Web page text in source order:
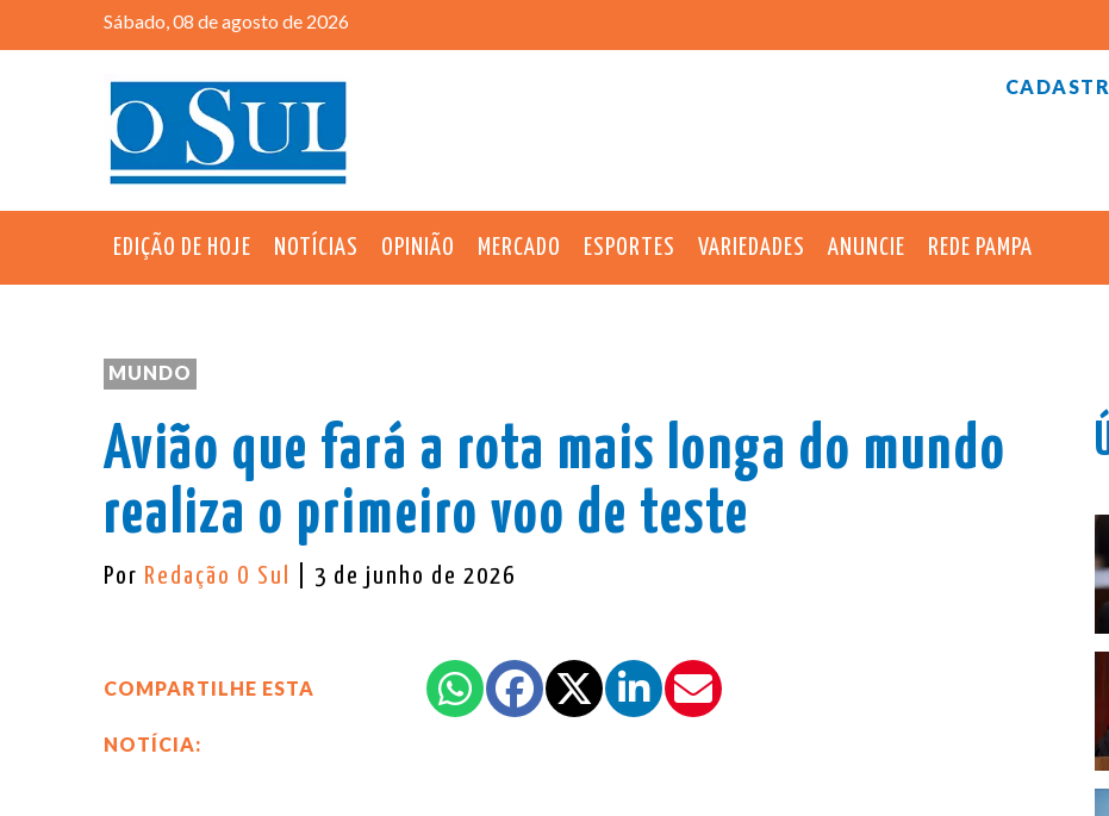
Sábado, 08 de agosto de 2026
EDIÇÃO DE HOJE NOTÍCIAS OPINIÃO MERCADO ESPORTES VARIEDADES ANUNCIE REDE PAMPA
MUNDO
Avião que fará a rota mais longa do mundo
realiza o primeiro voo de teste
Por Redação O Sul | 3 de junho de 2026
COMPARTILHE ESTA
NOTÍCIA: